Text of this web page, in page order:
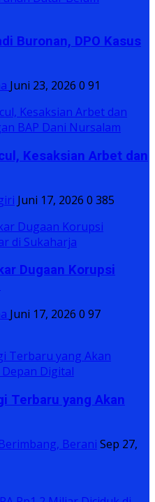
Buronan, DPO Kasus
Juni 23, 2026 0 91
Kesaksian Arbet dan
Juni 17, 2026 0 385
Dugaan Korupsi
Juni 17, 2026 0 97
Terbaru yang Akan
Berani Sep 27,